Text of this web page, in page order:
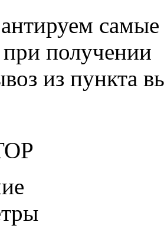
получении
из пункта